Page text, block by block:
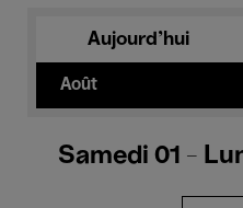
Aujourd'hui
Août
Samedi 01 -